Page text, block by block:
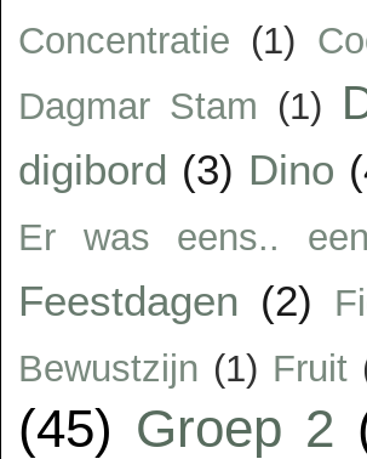
Concentratie (1)
Dagmar Stam (1)
digibord (3) Dino
Er was eens..
Feestdagen (2)
Bewustzijn (1) Fruit
(45) Groep 2